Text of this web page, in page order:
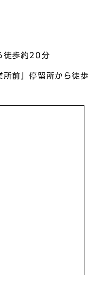
徒歩約20分
所前」停留所から徒歩